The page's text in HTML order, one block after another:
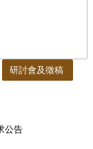
研討會及徵稿
公告